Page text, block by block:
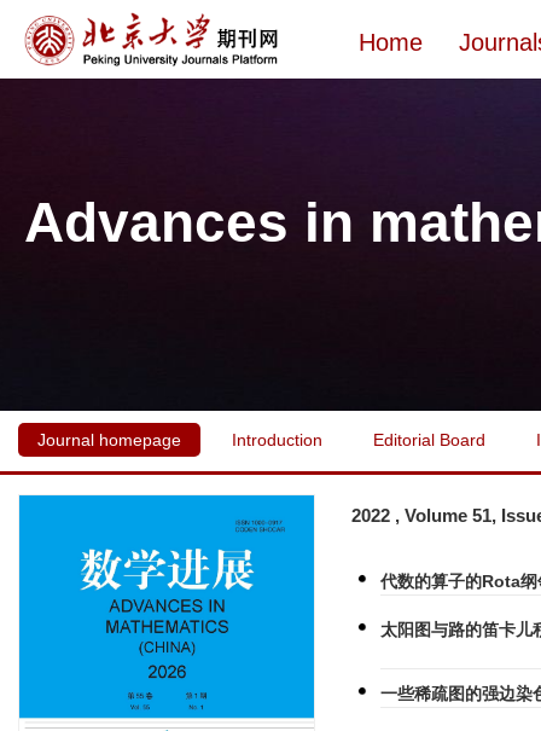
Home
Advances in
Journal homepage Introduction Editorial Board
2022 , Volume 51,
代数的算子的Rota
太阳图与路的笛卡儿
一些稀疏图的强边染